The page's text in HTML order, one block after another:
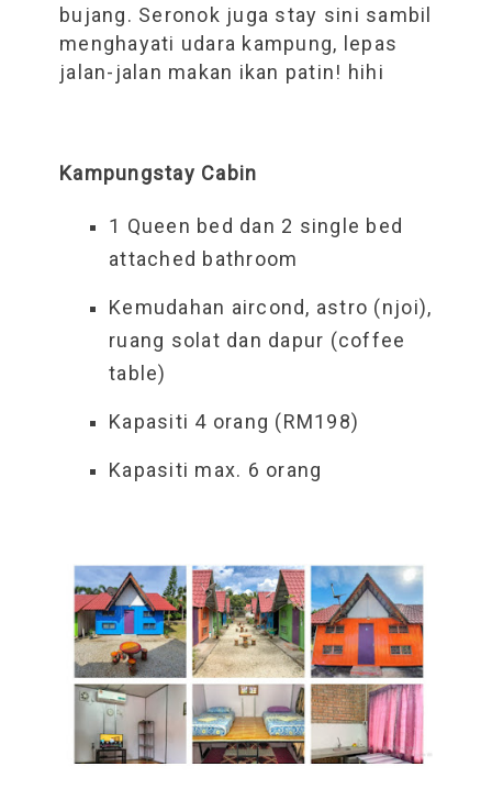
bujang. Seronok juga stay sini sambil
menghayati udara kampung, lepas
jalan-jalan makan ikan patin! hihi
Kampungstay Cabin
1 Queen bed dan 2 single bed
attached bathroom
Kemudahan aircond, astro (njoi),
ruang solat dan dapur (coffee
table)
Kapasiti 4 orang (RM198)
Kapasiti max. 6 orang